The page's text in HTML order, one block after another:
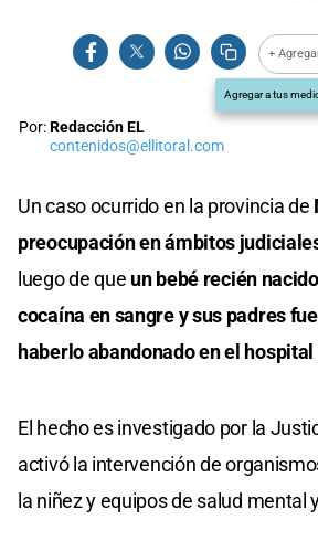
+
Agregar a tus
Por:Redacción EL
contenidos@ellitoral.com
Un caso ocurrido en la provincia de
preocupación en ámbitos
luego de que un bebé recién
cocaína en sangre y sus padres
haberlo abandonado en el
El hecho es investigado por la
activó la intervención de
la niñez y equipos de salud mental